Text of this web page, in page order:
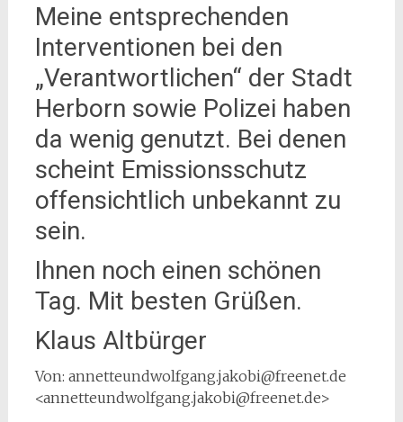
Meine entsprechenden
Interventionen bei den
„Verantwortlichen“ der Stadt
Herborn sowie Polizei haben
da wenig genutzt. Bei denen
scheint Emissionsschutz
offensichtlich unbekannt zu
sein.
Ihnen noch einen schönen
Tag. Mit besten Grüßen.
Klaus Altbürger
Von: annetteundwolfgang.jakobi@freenet.de
<annetteundwolfgang.jakobi@freenet.de>